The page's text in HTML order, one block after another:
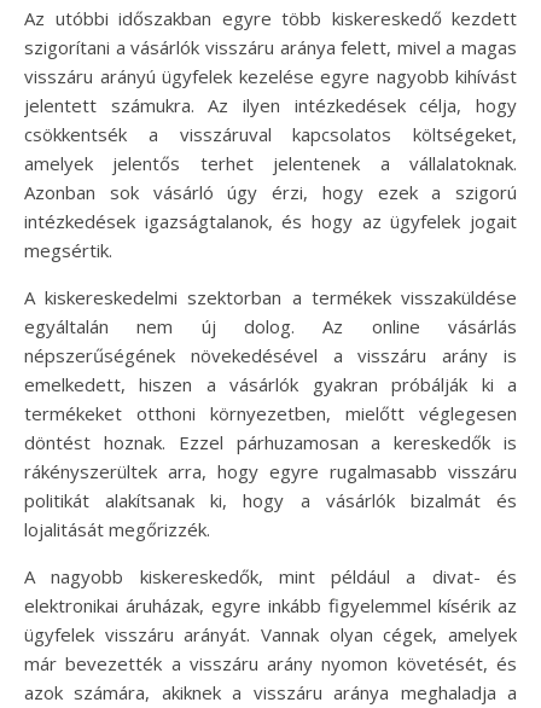
Az utóbbi időszakban egyre több kiskereskedő kezdett
szigorítani a vásárlók visszáru aránya felett, mivel a magas
visszáru arányú ügyfelek kezelése egyre nagyobb kihívást
jelentett számukra. Az ilyen intézkedések célja, hogy
csökkentsék a visszáruval kapcsolatos költségeket,
amelyek jelentős terhet jelentenek a vállalatoknak.
Azonban sok vásárló úgy érzi, hogy ezek a szigorú
intézkedések igazságtalanok, és hogy az ügyfelek jogait
megsértik.
A kiskereskedelmi szektorban a termékek visszaküldése
egyáltalán nem új dolog. Az online vásárlás
népszerűségének növekedésével a visszáru arány is
emelkedett, hiszen a vásárlók gyakran próbálják ki a
termékeket otthoni környezetben, mielőtt véglegesen
döntést hoznak. Ezzel párhuzamosan a kereskedők is
rákényszerültek arra, hogy egyre rugalmasabb visszáru
politikát alakítsanak ki, hogy a vásárlók bizalmát és
lojalitását megőrizzék.
A nagyobb kiskereskedők, mint például a divat- és
elektronikai áruházak, egyre inkább figyelemmel kísérik az
ügyfelek visszáru arányát. Vannak olyan cégek, amelyek
már bevezették a visszáru arány nyomon követését, és
azok számára, akiknek a visszáru aránya meghaladja a